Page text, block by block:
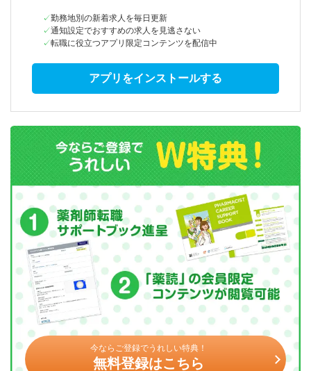
勤務地別の新着求人を毎日更新
通知設定でおすすめの求人を見逃さない
転職に役立つアプリ限定コンテンツを配信中
アプリをインストールする
今ならご登録でうれしい特典！
無料登録はこちら